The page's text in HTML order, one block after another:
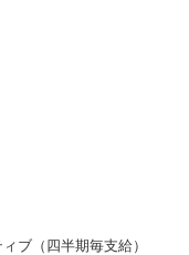
ブ（四半期毎支給）